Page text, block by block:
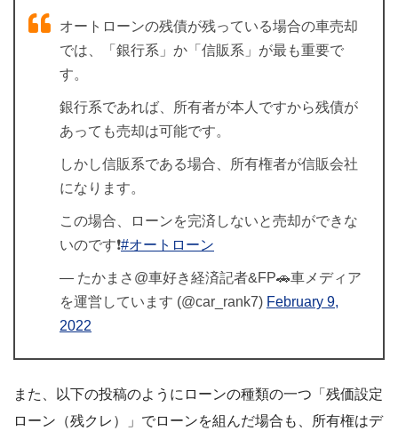
オートローンの残債が残っている場合の車売却
では、「銀行系」か「信販系」が最も重要で
す。
銀行系であれば、所有者が本人ですから残債が
あっても売却は可能です。
しかし信販系である場合、所有権者が信販会社
になります。
この場合、ローンを完済しないと売却ができな
いのです❗️#オートローン
— たかまさ@車好き経済記者&FP🚗車メディア
を運営しています (@car_rank7) February 9,
2022
また、以下の投稿のようにローンの種類の一つ「残価設定
ローン（残クレ）」でローンを組んだ場合も、所有権はデ